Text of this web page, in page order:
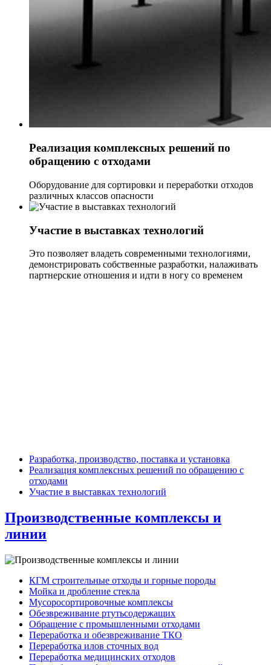
Реализация комплексных решений по
обращению с отходами
Оборудование для сортировки и переработки отходов
различных классов опасности
Участие в выставках технологий
Это позволяет владеть современными технологиями,
демонстрировать собственные разработки, налаживать
партнерские отношения и идти в ногу со временем
Разработка, производство, поставка и установка
Реализация комплексных решений по обращению с
отходами
Участие в выставках технологий
Производственные комплексы и
линии
КГМ строительные отходы и горные породы
Мойка и дробление стекла
Мусоросортировочные комплексы
Обезвреживание ртутьсодержащих
Обращение с промышленными отходами
Переработка и обезвреживание ТКО
Переработка илов сточных вод
Переработка медицинских отходов